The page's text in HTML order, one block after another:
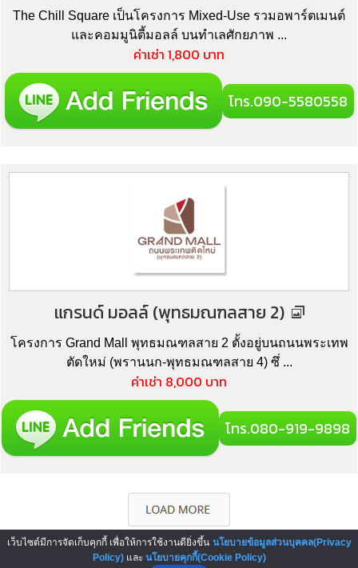
The Chill Square เป็นโครงการ Mixed-Use รวมอพาร์ตเมนต์
และคอมมูนิตี้มอลล์ บนทำเลศักยภาพ ...
ค่าเช่า 1,800 บาท
โทร.090-5580558
แกรนด์ มอลล์ (พุทธมณฑลสาย 2)
โครงการ Grand Mall พุทธมณฑลสาย 2 ตั้งอยู่บนถนนพระเทพ
ตัดใหม่ (พรานนก-พุทธมณฑลสาย 4) ซึ่ ...
ค่าเช่า 8,000 บาท
โทร.080-919-9898
เว็บไซต์มีการจัดเก็บคุกกี้ เพื่อให้การใช้งานดียิ่งขึ้น นโยบายข้อมูลส่วนบุคคล(Privacy
Policy)และ นโยบายคุกกี้(Cookie Policy)